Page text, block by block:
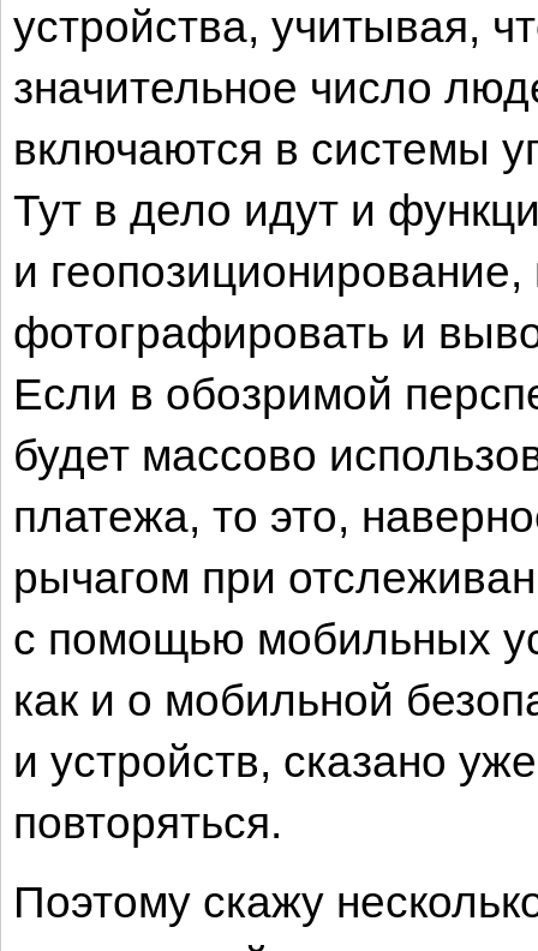
устройства, учитывая,
значительное число
включаются в системы
Тут в дело идут и
и геопозиционирование,
фотографировать и
Если в обозримой
будет массово
платежа, то это,
рычагом при
с помощью мобильных
как и о мобильной
и устройств, сказано
повторяться.
Поэтому скажу